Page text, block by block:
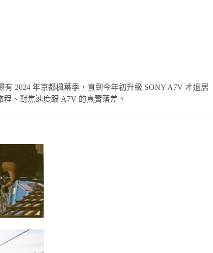
2024 年京都楓葉季，直到今年初升級 SONY A7V 才退居
、對焦速度跟 A7V 的真實落差。